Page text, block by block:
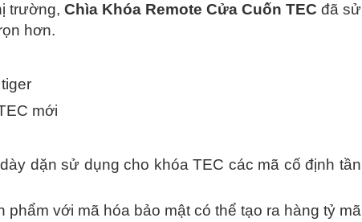
trường, Chìa Khóa Remote Cửa Cuốn TEC đã sử
hơn.
mới
dặn sử dụng cho khóa TEC các mã cố định tần
với mã hóa bảo mật có thể tạo ra hàng tỷ mã